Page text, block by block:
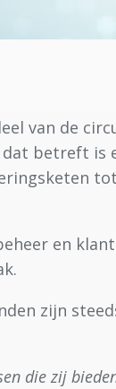
van de
betreft is
en
zijn
die zij